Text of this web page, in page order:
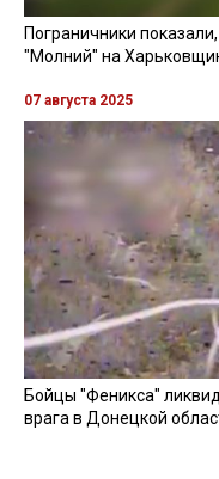
Пограничники
"Молний" на
07 августа 2025
Бойцы "Феникса"
врага в Донецкой